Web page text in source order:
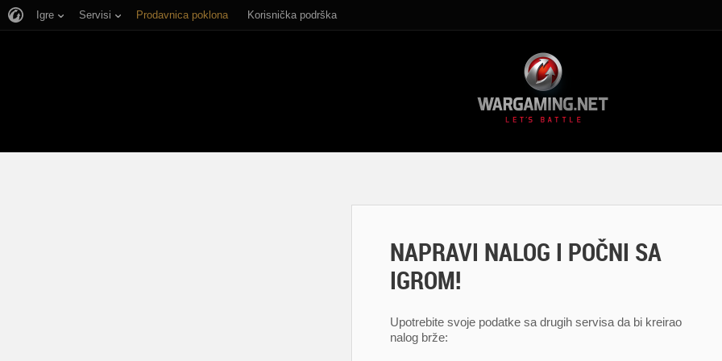
Igre Servisi Prodavnica poklona Korisnička podrška
NAPRAVI NALOG I POČNI SA
IGROM!
Upotrebite svoje podatke sa drugih servisa da bi kreirao
nalog brže: